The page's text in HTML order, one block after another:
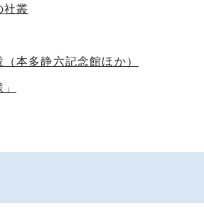
叢
本多静六記念館ほか）